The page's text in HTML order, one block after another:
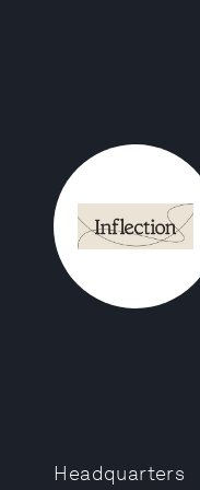
Headquarters